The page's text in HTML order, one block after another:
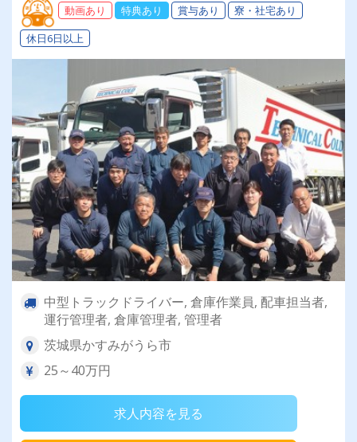
動画あり 特典あり 賞与あり
寮・社宅あり
休日6日以上
中型トラックドライバー, 倉庫作業員, 配車担当者,
運行管理者, 倉庫管理者, 管理者
茨城県かすみがうら市
25～40万円
求人内容を見る